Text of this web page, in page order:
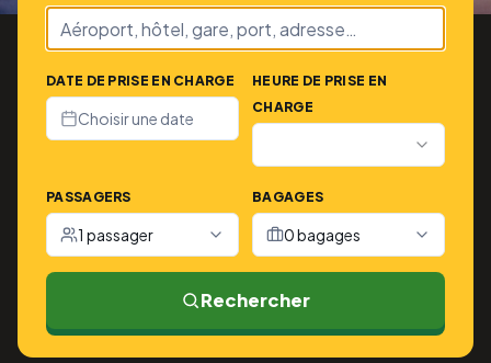
DATE DE PRISE EN CHARGE
Choisir une date
HEURE DE PRISE EN
CHARGE
PASSAGERS
1 passager
BAGAGES
0 bagages
Rechercher